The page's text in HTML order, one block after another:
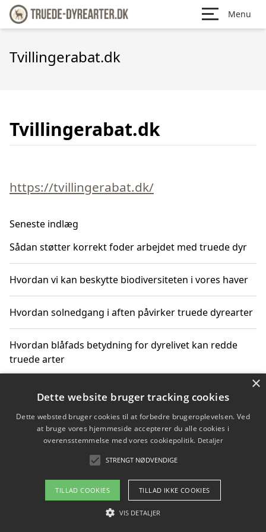
Menu
Tvillingerabat.dk
Tvillingerabat.dk
https://tvillingerabat.dk/
Seneste indlæg
Sådan støtter korrekt foder arbejdet med truede dyr
Hvordan vi kan beskytte biodiversiteten i vores haver
Hvordan solnedgang i aften påvirker truede dyrearter
Hvordan blåfads betydning for dyrelivet kan redde
truede arter
Hvordan kan gaver til unge voksne støtte bevarelsen
Copyright 2026 - Pilanto Aps
Om / kontakt
Blog Betingelser
×
Dette website bruger tracking cookies
Dette websted bruger cookies til at forbedre brugeroplevelsen. Ved
at bruge vores hjemmeside accepterer du alle cookies i
overensstemmelse med vores cookiepolitik. Detaljer
STRENGT NØDVENDIGE
TILLAD COOKIES TILLAD IKKE COOKIES
VIS DETALJER